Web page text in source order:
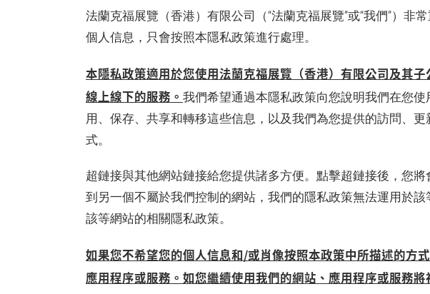
法蘭克福展覽（香港）有限公司（“法蘭克福展覽”或“我們”）非
個人信息，只會按照本隱私政策進行處理。
本隱私政策適用於您使用法蘭克福展覽（香港）有限公司及其
線上線下的服務。 我們希望通過本隱私政策向您說明我們在您
用、保存、共享和轉移這些信息，以及我們為您提供的訪問、
式。
超鏈接與其他網站鏈接給您提供諸多方便。點擊超鏈接後，您
到另一個不屬於我們控制的網站，我們的隱私政策無法運用於
該等網站的相關隱私政策。
如果您不希望您的個人信息和/或肖像按照本政策中所描述的方
應用程序或服務。如您繼續使用我們的網站、應用程序或服務